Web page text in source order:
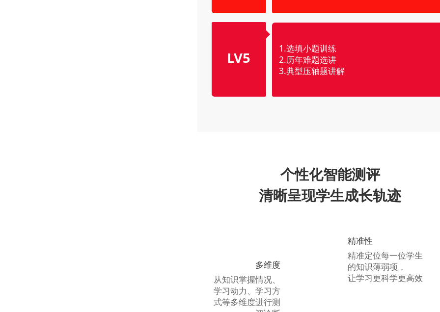
LV5
1.选填小题训练
2.历年难题选讲
3.典型压轴题讲解
个性化智能测评
清晰呈现学生成长轨迹
多维度
从知识掌握情况、
学习动力、学习方
式等多维度进行测
精准性
精准定位每一位学生
的知识薄弱项，
让学习更科学更高效